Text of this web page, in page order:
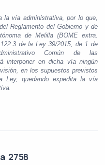
la vía administrativa, por lo que,
Reglamento del Gobierno y de
de Melilla (BOME extra.
de la Ley 39/2015, de 1 de
Común de las
interponer en dicha vía ningún
en los supuestos previstos
Ley, quedando expedita la vía
2758